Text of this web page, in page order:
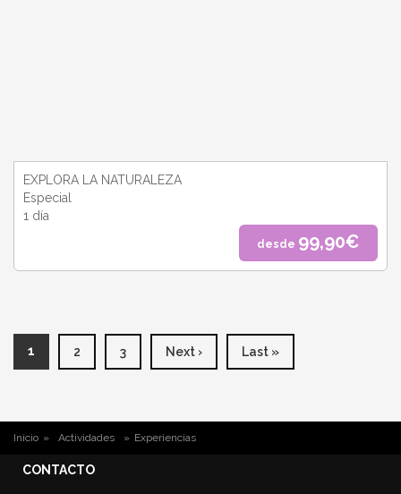
EXPLORA LA NATURALEZA
Especial
1 día
desde 99,90€
1 2 3 Next › Last »
USTED ESTÁ AQUÍ
Inicio » Actividades » Experiencias
CONTACTO